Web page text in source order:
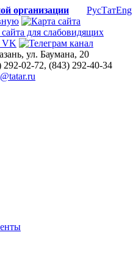
организации РусТатEng
ул. Баумана, 20
292-02-72, (843) 292-40-34